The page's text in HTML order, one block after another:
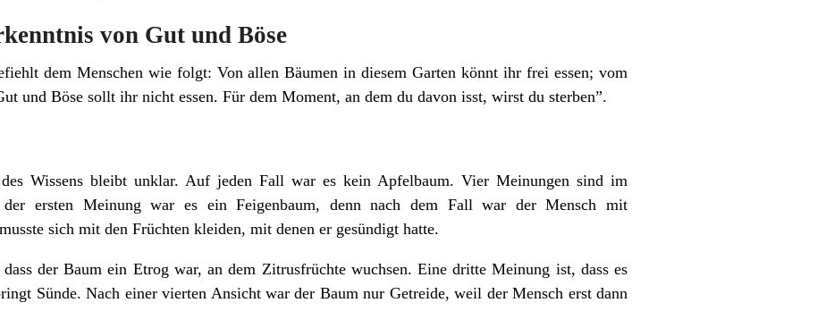
von Gut und Böse
dem Menschen wie folgt: Von allen Bäumen in diesem Garten könnt ihr frei essen; vom
und Böse sollt ihr nicht essen. Für dem Moment, an dem du davon isst, wirst du sterben”.
Wissens bleibt unklar. Auf jeden Fall war es kein Apfelbaum. Vier Meinungen sind im
ersten Meinung war es ein Feigenbaum, denn nach dem Fall war der Mensch mit
sich mit den Früchten kleiden, mit denen er gesündigt hatte.
der Baum ein Etrog war, an dem Zitrusfrüchte wuchsen. Eine dritte Meinung ist, dass es
Sünde. Nach einer vierten Ansicht war der Baum nur Getreide, weil der Mensch erst dann